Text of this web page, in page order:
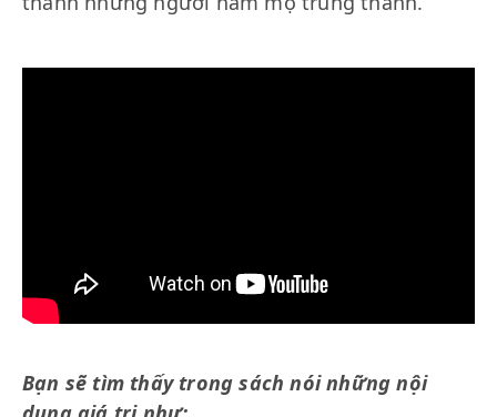
Bạn sẽ tìm thấy trong sách nói những nội